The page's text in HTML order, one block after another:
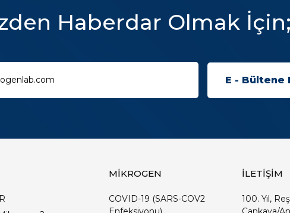
Haberdar Olmak İçin;
MİKROGEN
COVID-19 (SARS-COV2
İLETİŞİM
100. Yıl,